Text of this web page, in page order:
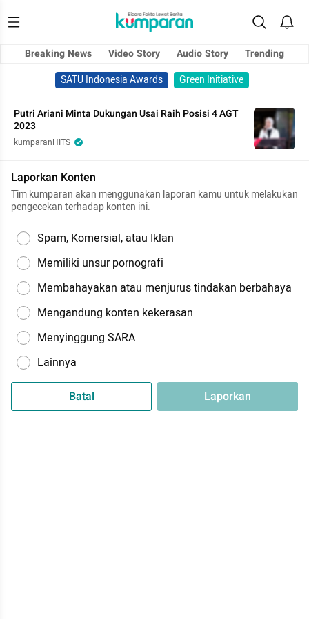
Breaking News Video Story Audio Story
Trending
SATU Indonesia Awards
Green Initiative
Putri Ariani Minta Dukungan Usai Raih Posisi 4 AGT
2023
kumparanHITS
Laporkan Konten
Tim kumparan akan menggunakan laporan kamu untuk melakukan
pengecekan terhadap konten ini.
Spam, Komersial, atau Iklan
Memiliki unsur pornografi
Membahayakan atau menjurus tindakan berbahaya
Mengandung konten kekerasan
Menyinggung SARA
Lainnya
Batal Laporkan